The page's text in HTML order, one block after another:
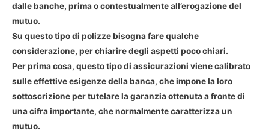
dalle banche, prima o contestualmente all’erogazione del
mutuo.
Su questo tipo di polizze bisogna fare qualche
considerazione, per chiarire degli aspetti poco chiari.
Per prima cosa, questo tipo di assicurazioni viene calibrato
sulle effettive esigenze della banca, che impone la loro
sottoscrizione per tutelare la garanzia ottenuta a fronte di
una cifra importante, che normalmente caratterizza un
mutuo.